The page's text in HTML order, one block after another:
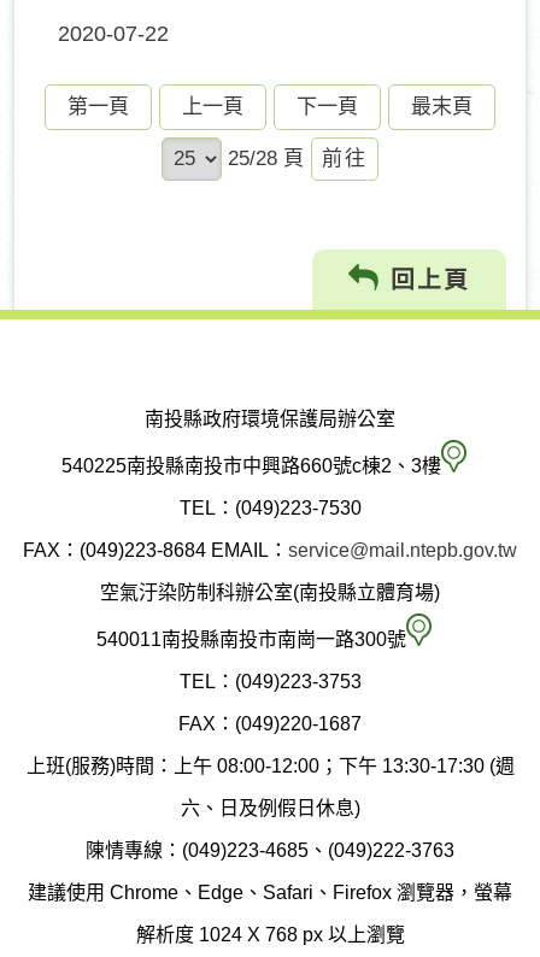
2020-07-22
第一頁 上一頁 下一頁 最末頁
25/28 頁
前
往
回上頁
南投縣政府環境保護局辦公室
540225南投縣南投市中興路660號c棟2、3樓 南
縣
保
局
TEL：(049)223-7530
FAX：(049)223-8684 EMAIL： service@mail.ntepb.gov.tw
空氣汙染防制科辦公室(南投縣立體育場)
540011南投縣南投市南崗一路300號 空
染
制
科
TEL：(049)223-3753
FAX：(049)220-1687
上班(服務)時間：上午 08:00-12:00；下午 13:30-17:30 (週
六、日及例假日休息)
陳情專線：(049)223-4685、(049)222-3763
建議使用 Chrome、Edge、Safari、Firefox 瀏覽器，螢幕
解析度 1024 X 768 px 以上瀏覽